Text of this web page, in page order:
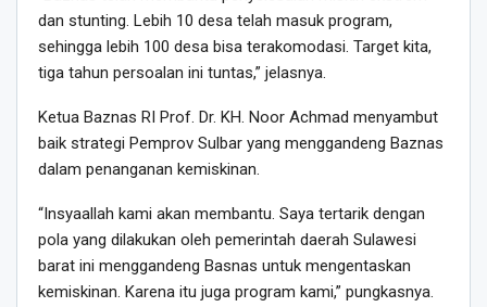
dan stunting. Lebih 10 desa telah masuk program,
sehingga lebih 100 desa bisa terakomodasi. Target kita,
tiga tahun persoalan ini tuntas,” jelasnya.
Ketua Baznas RI Prof. Dr. KH. Noor Achmad menyambut
baik strategi Pemprov Sulbar yang menggandeng Baznas
dalam penanganan kemiskinan.
“Insyaallah kami akan membantu. Saya tertarik dengan
pola yang dilakukan oleh pemerintah daerah Sulawesi
barat ini menggandeng Basnas untuk mengentaskan
kemiskinan. Karena itu juga program kami,” pungkasnya.